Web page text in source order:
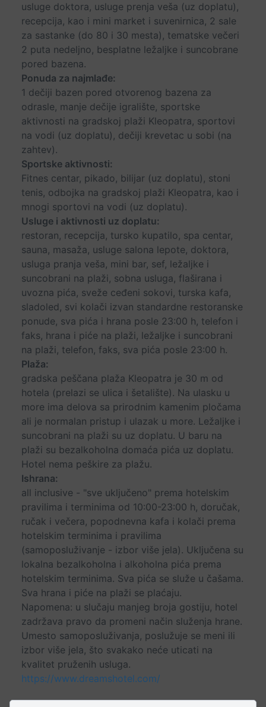
usluge doktora, usluge prenja veša (uz doplatu),
recepcija, kao i mini market i suvenirnica, 2 sale
za sastanke (do 80 i 30 mesta), tematske večeri
2 puta nedeljno, besplatne ležaljke i suncobrane
pored bazena.
Ponuda za najmlađe:
1 dečiji bazen pored otvorenog bazena za
odrasle, manje dečije igralište, sportske
aktivnosti na gradskoj plaži Kleopatra, sportovi
na vodi (uz doplatu), dečiji krevetac u sobi (na
zahtev).
Sportske aktivnosti:
Fitnes centar, pikado, bilijar (uz doplatu), stoni
tenis, odbojka na gradskoj plaži Kleopatra, kao i
mnogi sportovi na vodi (uz doplatu).
Usluge i aktivnosti uz doplatu:
restoran, recepcija, tursko kupatilo, spa centar,
sauna, masaža, usluge salona lepote, doktora,
usluga pranja veša, mini bar, sef, ležaljke i
suncobrani na plaži, sobna usluga, flaširana i
uvozna pića, sveže ceđeni sokovi, turska kafa,
sladoled, svi kolači izvan standardne restoranske
ponude, sva pića i hrana posle 23:00 h, telefon i
faks, hrana i piće na plaži, ležaljke i suncobrani
na plaži, telefon, faks, sva pića posle 23:00 h.
Plaža:
gradska peščana plaža Kleopatra je 30 m od
hotela (prelazi se ulica i šetalište). Na ulasku u
more ima delova sa prirodnim kamenim pločama
ali je normalan pristup i ulazak u more. Ležaljke i
suncobrani na plaži su uz doplatu. U baru na
plaži su bezalkoholna domaća pića uz doplatu.
Hotel nema peškire za plažu.
Ishrana:
all inclusive - "sve uključeno" prema hotelskim
pravilima i terminima od 10:00-23:00 h, doručak,
ručak i večera, popodnevna kafa i kolači prema
hotelskim terminima i pravilima
(samoposluživanje - izbor više jela). Uključena su
lokalna bezalkoholna i alkoholna pića prema
hotelskim terminima. Sva pića se služe u čašama.
Sva hrana i piće na plaži se plaćaju.
Napomena: u slučaju manjeg broja gostiju, hotel
zadržava pravo da promeni način služenja hrane.
Umesto samoposluživanja, poslužuje se meni ili
izbor više jela, što svakako neće uticati na
kvalitet pruženih usluga.
https://www.dreamshotel.com/